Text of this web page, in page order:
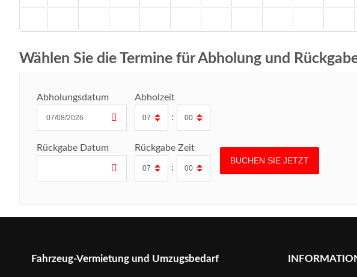
Wählen Sie die Termine für Abholung und
Abholungsdatum Abholzeit
:
Rückgabe Datum Rückgabe Zeit
:
Fahrzeug-Vermietung und Umzugsbedarf